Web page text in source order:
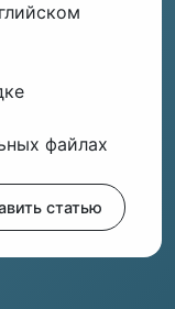
файлах
статью